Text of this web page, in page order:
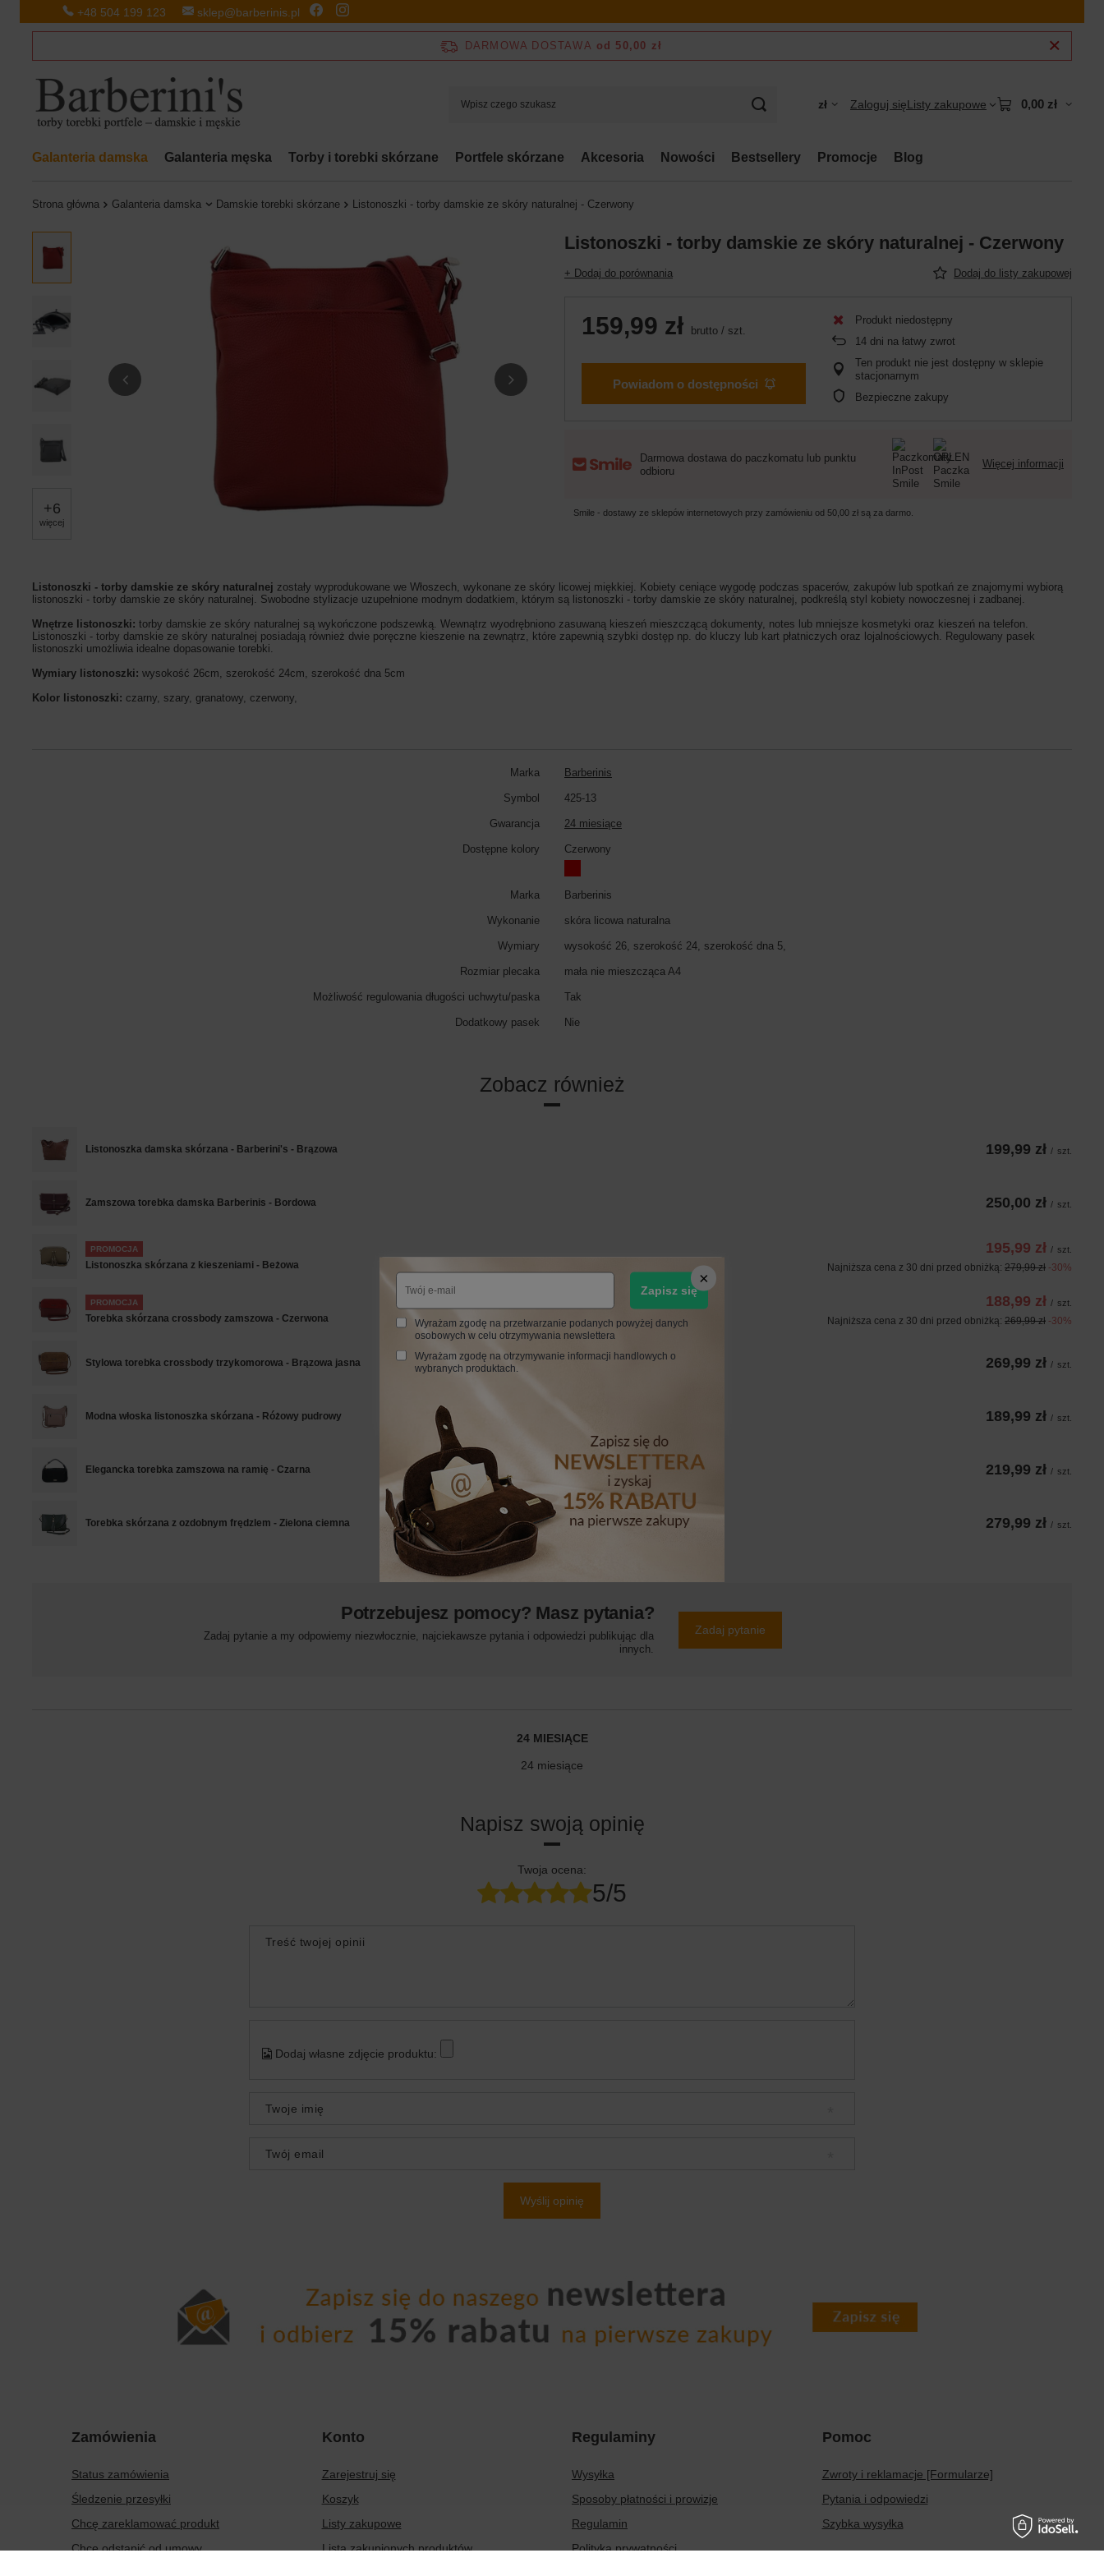
+48 504 199 123 sklep@barberinis.pl
DARMOWA DOSTAWA od 50,00 zł
zł Zaloguj sięListy zakupowe 0,00 zł
Galanteria damska Galanteria męska Torby i torebki skórzane Portfele skórzane Akcesoria Nowości Bestsellery Promocje Blog
Strona główna Galanteria damska Damskie torebki skórzane Listonoszki - torby damskie ze skóry naturalnej - Czerwony
+6
więcej
Listonoszki - torby damskie ze skóry naturalnej - Czerwony
+ Dodaj do porównania Dodaj do listy zakupowej
159,99 zł brutto / szt.
Powiadom o dostępności
Produkt niedostępny
14 dni na łatwy zwrot
Ten produkt nie jest dostępny w sklepie
stacjonarnym
Bezpieczne zakupy
Darmowa dostawa do paczkomatu lub punktu
odbioru
Więcej informacji
Smile - dostawy ze sklepów internetowych przy zamówieniu od 50,00 zł są za darmo.
Listonoszki - torby damskie ze skóry naturalnej zostały wyprodukowane we Włoszech, wykonane ze skóry licowej miękkiej. Kobiety ceniące wygodę podczas spacerów, zakupów lub spotkań ze znajomymi wybiorą
listonoszki - torby damskie ze skóry naturalnej. Swobodne stylizacje uzupełnione modnym dodatkiem, którym są listonoszki - torby damskie ze skóry naturalnej, podkreślą styl kobiety nowoczesnej i zadbanej.
Wnętrze listonoszki: torby damskie ze skóry naturalnej są wykończone podszewką. Wewnątrz wyodrębniono zasuwaną kieszeń mieszczącą dokumenty, notes lub mniejsze kosmetyki oraz kieszeń na telefon.
Listonoszki - torby damskie ze skóry naturalnej posiadają również dwie poręczne kieszenie na zewnątrz, które zapewnią szybki dostęp np. do kluczy lub kart płatniczych oraz lojalnościowych. Regulowany pasek
listonoszki umożliwia idealne dopasowanie torebki.
Wymiary listonoszki: wysokość 26cm, szerokość 24cm, szerokość dna 5cm
Kolor listonoszki: czarny, szary, granatowy, czerwony,
Marka Barberinis
Symbol 425-13
Gwarancja 24 miesiące
Dostępne kolory Czerwony
Marka Barberinis
Wykonanie skóra licowa naturalna
Wymiary wysokość 26, szerokość 24, szerokość dna 5,
Rozmiar plecaka mała nie mieszcząca A4
Możliwość regulowania długości uchwytu/paska Tak
Dodatkowy pasek Nie
Zobacz również
Listonoszka damska skórzana - Barberini's - Brązowa 199,99 zł / szt.
Zamszowa torebka damska Barberinis - Bordowa 250,00 zł / szt.
PROMOCJA
Listonoszka skórzana z kieszeniami - Beżowa
195,99 zł / szt.
Najniższa cena z 30 dni przed obniżką: 279,99 zł -30%
PROMOCJA
Torebka skórzana crossbody zamszowa - Czerwona
188,99 zł / szt.
Najniższa cena z 30 dni przed obniżką: 269,99 zł -30%
Stylowa torebka crossbody trzykomorowa - Brązowa jasna 269,99 zł / szt.
Modna włoska listonoszka skórzana - Różowy pudrowy 189,99 zł / szt.
Elegancka torebka zamszowa na ramię - Czarna 219,99 zł / szt.
Torebka skórzana z ozdobnym frędzlem - Zielona ciemna 279,99 zł / szt.
Potrzebujesz pomocy? Masz pytania?
Zadaj pytanie a my odpowiemy niezwłocznie, najciekawsze pytania i odpowiedzi publikując dla
innych.
Zadaj pytanie
24 MIESIĄCE
24 miesiące
Napisz swoją opinię
Twoja ocena:
5/5
Treść twojej opinii
Dodaj własne zdjęcie produktu:
Twoje imię
Twój email
Wyślij opinię
Zamówienia
Status zamówienia
Śledzenie przesyłki
Chcę zareklamować produkt
Chcę odstąpić od umowy
Konto
Zarejestruj się
Koszyk
Listy zakupowe
Lista zakupionych produktów
Regulaminy
Wysyłka
Sposoby płatności i prowizje
Regulamin
Polityka prywatności
Pomoc
Zwroty i reklamacje [Formularze]
Pytania i odpowiedzi
Szybka wysyłka
Zapisz się
Wyrażam zgodę na przetwarzanie podanych powyżej danych
osobowych w celu otrzymywania newslettera
Wyrażam zgodę na otrzymywanie informacji handlowych o
wybranych produktach.